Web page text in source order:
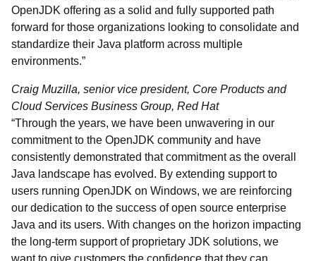
OpenJDK offering as a solid and fully supported path
forward for those organizations looking to consolidate and
standardize their Java platform across multiple
environments.”
Craig Muzilla, senior vice president, Core Products and
Cloud Services Business Group, Red Hat
“Through the years, we have been unwavering in our
commitment to the OpenJDK community and have
consistently demonstrated that commitment as the overall
Java landscape has evolved. By extending support to
users running OpenJDK on Windows, we are reinforcing
our dedication to the success of open source enterprise
Java and its users. With changes on the horizon impacting
the long-term support of proprietary JDK solutions, we
want to give customers the confidence that they can